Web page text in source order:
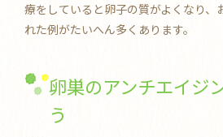
療をしていると卵子の質がよくなり、
れた例がたいへん多くあります。
卵巣のアンチエイジ
う